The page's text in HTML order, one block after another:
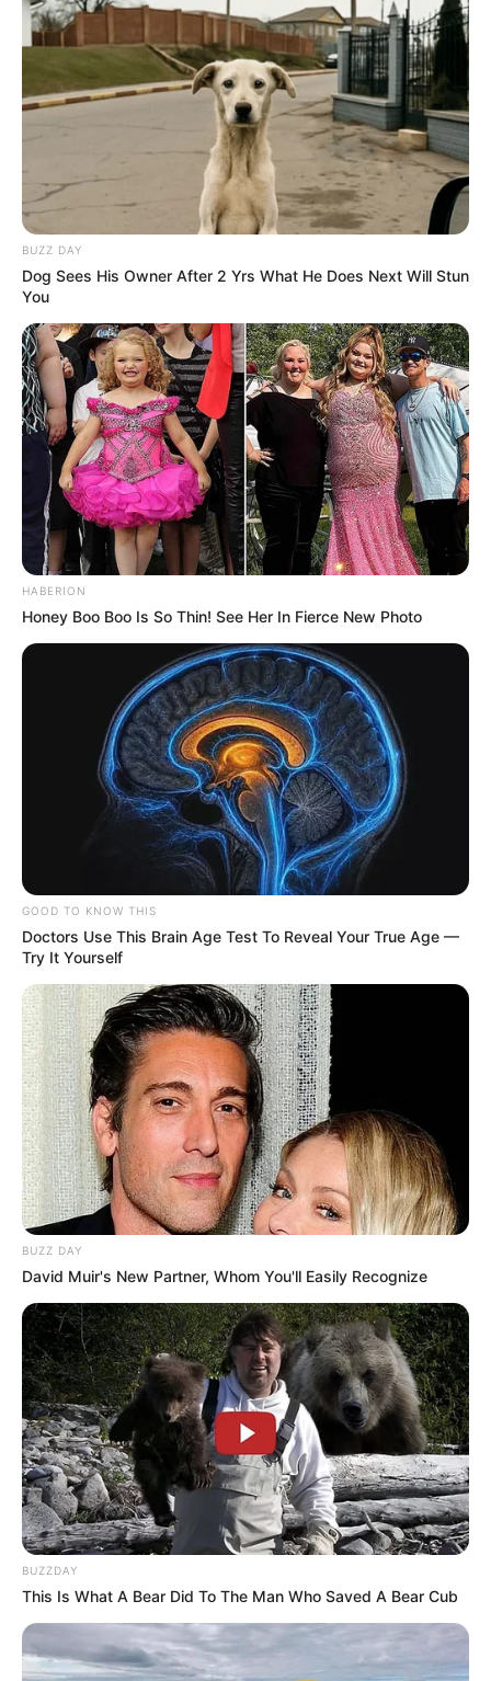
BUZZ DAY
Dog Sees His Owner After 2 Yrs What He Does Next Will Stun
You
HABERION
Honey Boo Boo Is So Thin! See Her In Fierce New Photo
GOOD TO KNOW THIS
Doctors Use This Brain Age Test To Reveal Your True Age —
Try It Yourself
BUZZ DAY
David Muir's New Partner, Whom You'll Easily Recognize
BUZZDAY
This Is What A Bear Did To The Man Who Saved A Bear Cub